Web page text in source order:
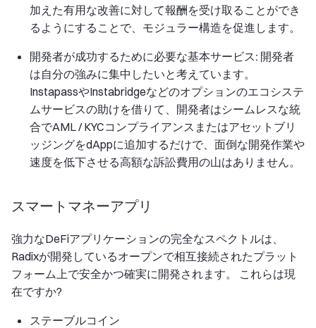
加えた有用な改善に対して報酬を受け取ることができ
るようにすることで、モジュラー構造を促進します。
開発者が成功するために必要な基本サービス: 開発者
は自分の強みに集中したいと考えています。
InstapassやInstabridgeなどのオプションのエコシステ
ムサービスの助けを借りて、開発者はシームレスな統
合でAML / KYCコンプライアンスまたはアセットブリ
ッジングをdAppに追加するだけで、面倒な開発作業や
速度を低下させる高額な訴訟費用の山はありません。
スマートマネーアプリ
強力なDeFiアプリケーションの完全なスペクトルは、
Radixが開発しているオープンで相互接続されたプラット
フォーム上で安全かつ確実に開発されます。 これらは現
在ですか?
ステーブルコイン